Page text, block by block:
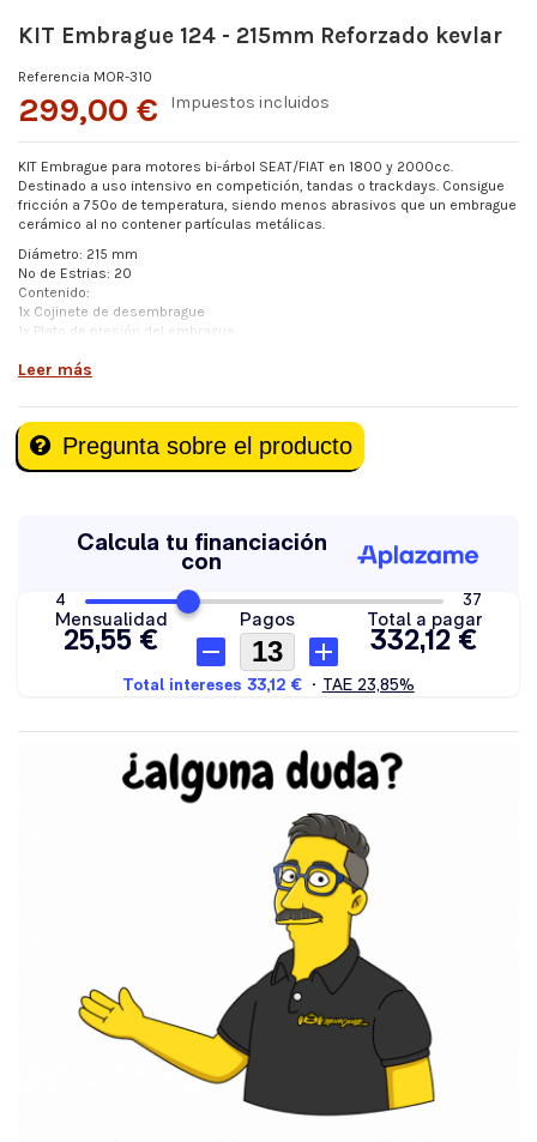
KIT Embrague 124 - 215mm Reforzado kevlar
Referencia MOR-310
299,00 € Impuestos incluidos
KIT Embrague para motores bi-árbol SEAT/FIAT en 1800 y 2000cc.
Destinado a uso intensivo en competición, tandas o trackdays. Consigue
fricción a 750º de temperatura, siendo menos abrasivos que un embrague
cerámico al no contener partículas metálicas.
Diámetro: 215 mm
Nº de Estrias: 20
Contenido:
1x Cojinete de desembrague
1x Plato de presión del embrague
ENTREGA en 15 DÍAS.
Leer más
Pregunta sobre el producto